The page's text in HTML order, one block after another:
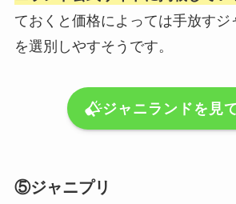
ておくと価格によっては手放すジ
を選別しやすそうです。
ジャニランドを見
⑤ジャニプリ